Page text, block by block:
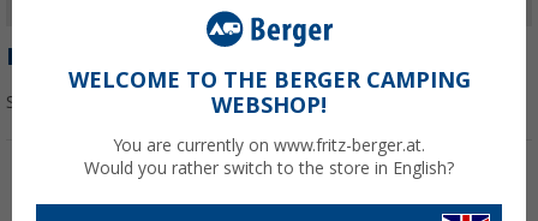
ERSATZTEILE CADAC
Sortieren:
WELCOME TO THE BERGER CAMPING
WEBSHOP!
You are currently on www.fritz-berger.at.
Would you rather switch to the store in English?